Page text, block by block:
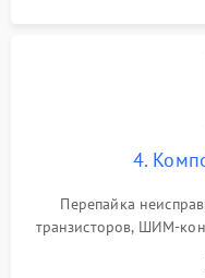
4.
Перепайка
транзисторов, ШИМ-
памяти при
разборка матрицы и